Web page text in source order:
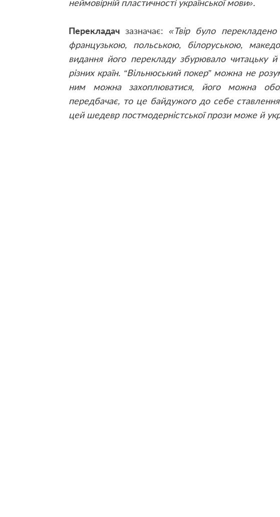
неймовірній пластичності української мови».
Перекладач зазначає:«Твір було
французькою, польською, білоруською,
видання його перекладу збурювало читацьку й
різних країн. “Вільнюський покер” можна не
ним можна захоплюватися, його можна
передбачає, то це байдужого до себе
цей шедевр постмодерністської прози може й